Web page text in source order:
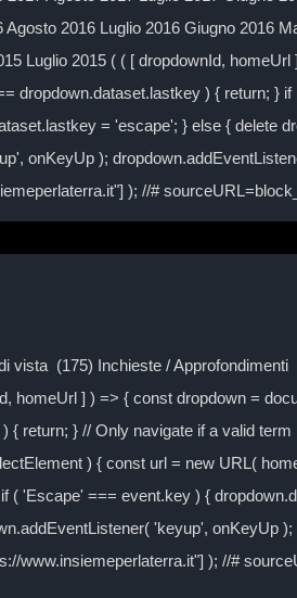
2016 Luglio 2016 Giugno 2016
Luglio 2015 ( ( [ dropdownId,
dropdown.dataset.lastkey ) { return; }
= 'escape'; } else { delete
onKeyUp );
); //#
vista (175) Inchieste /
] ) => { const dropdown =
return; } // Only navigate if a valid
) { const url = new URL(
( 'Escape' === event.key ) {
'keyup', onKeyUp
www.insiemeperlaterra.it"] ); //#